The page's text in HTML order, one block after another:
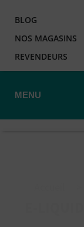
BLOG
NOS MAGASINS
REVENDEURS
MENU